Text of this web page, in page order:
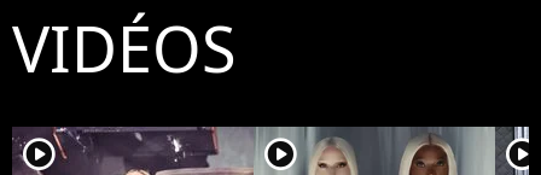
VIDÉOS
player2 player2 player2